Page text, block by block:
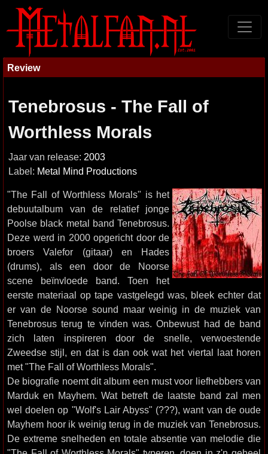
Review
Tenebrosus - The Fall of
Worthless Morals
Jaar van release: 2003
Label: Metal Mind Productions
"The Fall of Worthless Morals" is het
debuutalbum van de relatief jonge
Poolse black metal band Tenebrosus.
Deze werd in 2000 opgericht door de
broers Valefor (gitaar) en Hades
(drums), als een door de Noorse
scene beïnvloede band. Toen het
eerste materiaal op tape vastgelegd was, bleek echter dat
er van de Noorse sound maar weinig in de muziek van
Tenebrosus terug te vinden was. Onbewust had de band
zich laten inspireren door de snelle, verwoestende
Zweedse stijl, en dat is dan ook wat het viertal laat horen
met "The Fall of Worthless Morals".
De biografie noemt dit album een must voor liefhebbers van
Marduk en Mayhem. Wat betreft de laatste band zal men
wel doelen op "Wolf's Lair Abyss" (???), want van de oude
Mayhem hoor ik weinig terug in de muziek van Tenebrosus.
De extreme snelheden en totale absentie van melodie die